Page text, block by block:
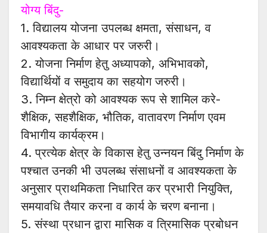
योग्य बिंदु-
1. विद्यालय योजना उपलब्ध क्षमता, संसाधन, व
आवश्यकता के आधार पर जरुरी।
2. योजना निर्माण हेतु अध्यापको, अभिभावको,
विद्यार्थियों व समुदाय का सहयोग जरुरी।
3. निम्न क्षेत्रो को आवश्यक रूप से शामिल करे-
शैक्षिक, सहशैक्षिक, भौतिक, वातावरण निर्माण एवम
विभागीय कार्यक्रम।
4. प्रत्येक क्षेत्र के विकास हेतु उन्नयन बिंदु निर्माण के
पश्चात उनकी भी उपलब्ध संसाधनों व आवश्यकता के
अनुसार प्राथमिकता निधारित कर प्रभारी नियुक्ति,
समयावधि तैयार करना व कार्य के चरण बनाना।
5. संस्था प्रधान द्वारा मासिक व त्रिमासिक प्रबोधन